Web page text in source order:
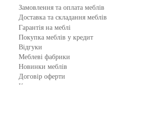
Замовлення та оплата меблів
Доставка та складання меблів
Гарантія на меблі
Покупка меблів у кредит
Відгуки
Меблеві фабрики
Новинки меблів
Договір оферти
Контакти